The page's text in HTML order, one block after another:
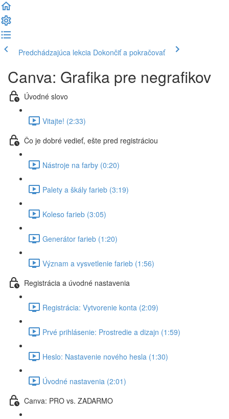
Predchádzajúca lekcia Dokončiť a pokračovať
Canva: Grafika pre negrafikov
Úvodné slovo
Vitajte! (2:33)
Čo je dobré vedieť, ešte pred registráciou
Nástroje na farby (0:20)
Palety a škály farieb (3:19)
Koleso farieb (3:05)
Generátor farieb (1:20)
Význam a vysvetlenie farieb (1:56)
Registrácia a úvodné nastavenia
Registrácia: Vytvorenie konta (2:09)
Prvé prihlásenie: Prostredie a dizajn (1:59)
Heslo: Nastavenie nového hesla (1:30)
Úvodné nastavenia (2:01)
Canva: PRO vs. ZADARMO